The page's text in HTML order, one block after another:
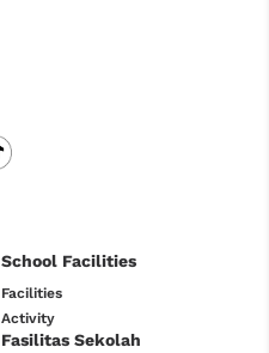
School Facilities
Facilities
Activity
Fasilitas Sekolah